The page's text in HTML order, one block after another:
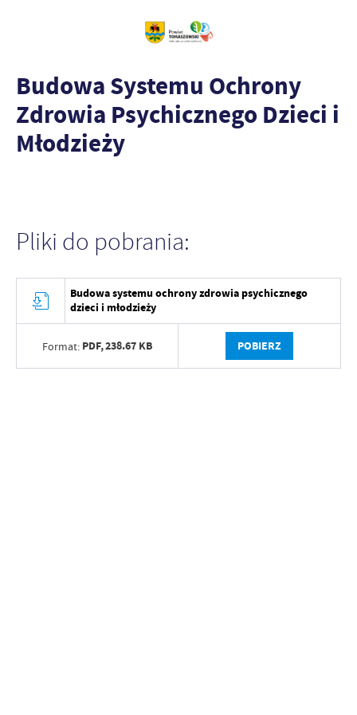
Budowa Systemu Ochrony
Zdrowia Psychicznego Dzieci i
Młodzieży
Pliki do pobrania:
Budowa systemu ochrony zdrowia psychicznego
dzieci i młodzieży
Format: PDF,238.67 KB POBIERZ